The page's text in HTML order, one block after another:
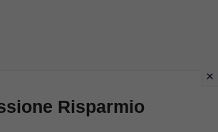
Risparmio